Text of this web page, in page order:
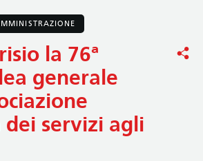
la 76ª
generale
dei servizi agli